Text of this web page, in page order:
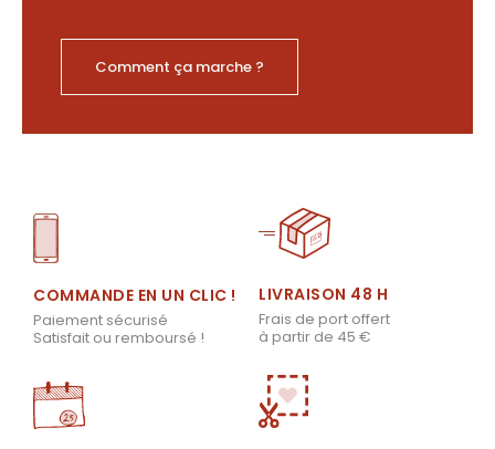
Comment ça marche ?
COMMANDE EN UN CLIC !
Paiement sécurisé
Satisfait ou remboursé !
LIVRAISON 48 H
Frais de port offert
à partir de 45 €